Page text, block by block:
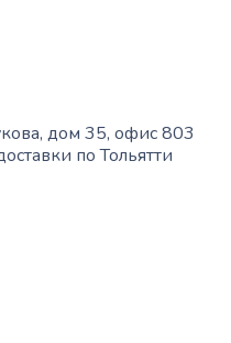
дом 35, офис 803
по Тольятти